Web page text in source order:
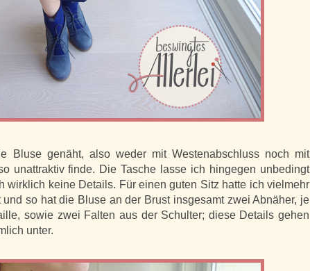
Bluse genäht, also weder mit Westenabschluss noch mit
unattraktiv finde. Die Tasche lasse ich hingegen unbedingt
wirklich keine Details. Für einen guten Sitz hatte ich vielmehr
und so hat die Bluse an der Brust insgesamt zwei Abnäher, je
sowie zwei Falten aus der Schulter; diese Details gehen
unter.